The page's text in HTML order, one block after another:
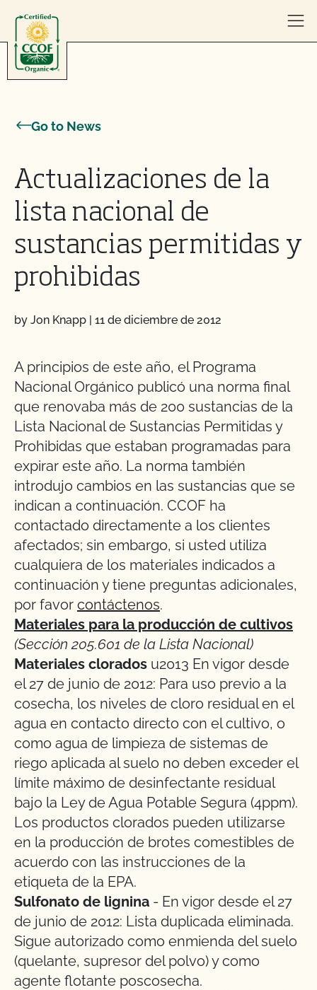
Go to News
Actualizaciones de la
lista nacional de
sustancias permitidas y
prohibidas
by Jon Knapp | 11 de diciembre de 2012
A principios de este año, el Programa
Nacional Orgánico publicó una norma final
que renovaba más de 200 sustancias de la
Lista Nacional de Sustancias Permitidas y
Prohibidas que estaban programadas para
expirar este año. La norma también
introdujo cambios en las sustancias que se
indican a continuación. CCOF ha
contactado directamente a los clientes
afectados; sin embargo, si usted utiliza
cualquiera de los materiales indicados a
continuación y tiene preguntas adicionales,
por favor contáctenos.
Materiales para la producción de cultivos
(Sección 205.601 de la Lista Nacional)
Materiales clorados u2013 En vigor desde
el 27 de junio de 2012: Para uso previo a la
cosecha, los niveles de cloro residual en el
agua en contacto directo con el cultivo, o
como agua de limpieza de sistemas de
riego aplicada al suelo no deben exceder el
límite máximo de desinfectante residual
bajo la Ley de Agua Potable Segura (4ppm).
Los productos clorados pueden utilizarse
en la producción de brotes comestibles de
acuerdo con las instrucciones de la
etiqueta de la EPA.
Sulfonato de lignina - En vigor desde el 27
de junio de 2012: Lista duplicada eliminada.
Sigue autorizado como enmienda del suelo
(quelante, supresor del polvo) y como
agente flotante poscosecha.